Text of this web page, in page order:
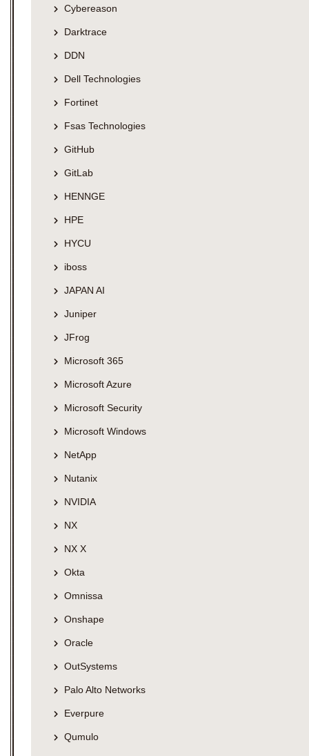
Cybereason
Darktrace
DDN
Dell Technologies
Fortinet
Fsas Technologies
GitHub
GitLab
HENNGE
HPE
HYCU
iboss
JAPAN AI
Juniper
JFrog
Microsoft 365
Microsoft Azure
Microsoft Security
Microsoft Windows
NetApp
Nutanix
NVIDIA
NX
NX X
Okta
Omnissa
Onshape
Oracle
OutSystems
Palo Alto Networks
Everpure
Qumulo